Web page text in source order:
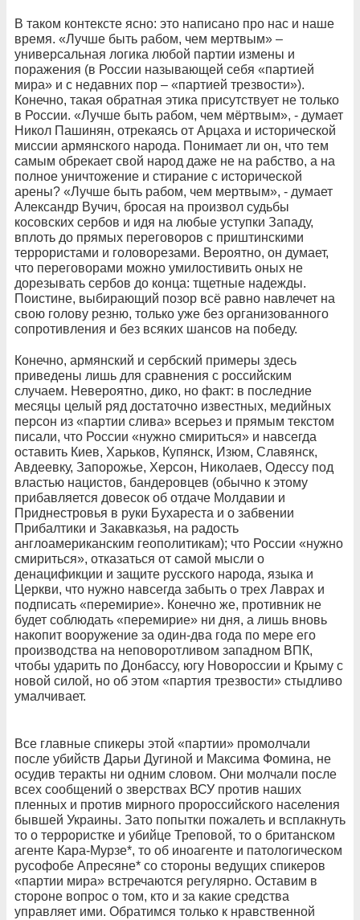
В таком контексте ясно: это написано про нас и наше
время. «Лучше быть рабом, чем мертвым» –
универсальная логика любой партии измены и
поражения (в России называющей себя «партией
мира» и с недавних пор – «партией трезвости»).
Конечно, такая обратная этика присутствует не только
в России. «Лучше быть рабом, чем мёртвым», - думает
Никол Пашинян, отрекаясь от Арцаха и исторической
миссии армянского народа. Понимает ли он, что тем
самым обрекает свой народ даже не на рабство, а на
полное уничтожение и стирание с исторической
арены? «Лучше быть рабом, чем мертвым», - думает
Александр Вучич, бросая на произвол судьбы
косовских сербов и идя на любые уступки Западу,
вплоть до прямых переговоров с приштинскими
террористами и головорезами. Вероятно, он думает,
что переговорами можно умилостивить оных не
дорезывать сербов до конца: тщетные надежды.
Поистине, выбирающий позор всё равно навлечет на
свою голову резню, только уже без организованного
сопротивления и без всяких шансов на победу.
Конечно, армянский и сербский примеры здесь
приведены лишь для сравнения с российским
случаем. Невероятно, дико, но факт: в последние
месяцы целый ряд достаточно известных, медийных
персон из «партии слива» всерьез и прямым текстом
писали, что России «нужно смириться» и навсегда
оставить Киев, Харьков, Купянск, Изюм, Славянск,
Авдеевку, Запорожье, Херсон, Николаев, Одессу под
властью нацистов, бандеровцев (обычно к этому
прибавляется довесок об отдаче Молдавии и
Приднестровья в руки Бухареста и о забвении
Прибалтики и Закавказья, на радость
англоамериканским геополитикам); что России «нужно
смириться», отказаться от самой мысли о
денацификции и защите русского народа, языка и
Церкви, что нужно навсегда забыть о трех Лаврах и
подписать «перемирие». Конечно же, противник не
будет соблюдать «перемирие» ни дня, а лишь вновь
накопит вооружение за один-два года по мере его
производства на неповоротливом западном ВПК,
чтобы ударить по Донбассу, югу Новороссии и Крыму с
новой силой, но об этом «партия трезвости» стыдливо
умалчивает.
Все главные спикеры этой «партии» промолчали
после убийств Дарьи Дугиной и Максима Фомина, не
осудив теракты ни одним словом. Они молчали после
всех сообщений о зверствах ВСУ против наших
пленных и против мирного пророссийского населения
бывшей Украины. Зато попытки пожалеть и всплакнуть
то о террористке и убийце Треповой, то о британском
агенте Кара-Мурзе*, то об иноагенте и патологическом
русофобе Апресяне* со стороны ведущих спикеров
«партии мира» встречаются регулярно. Оставим в
стороне вопрос о том, кто и за какие средства
управляет ими. Обратимся только к нравственной